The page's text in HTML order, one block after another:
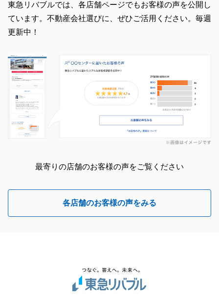
東急リバブルでは、各店舗ページでもお客様の声を公開し
ています。不動産会社選びに、ぜひご活用ください。毎週
更新中！
最寄りの店舗のお客様の声をご覧ください
各店舗のお客様の声をみる